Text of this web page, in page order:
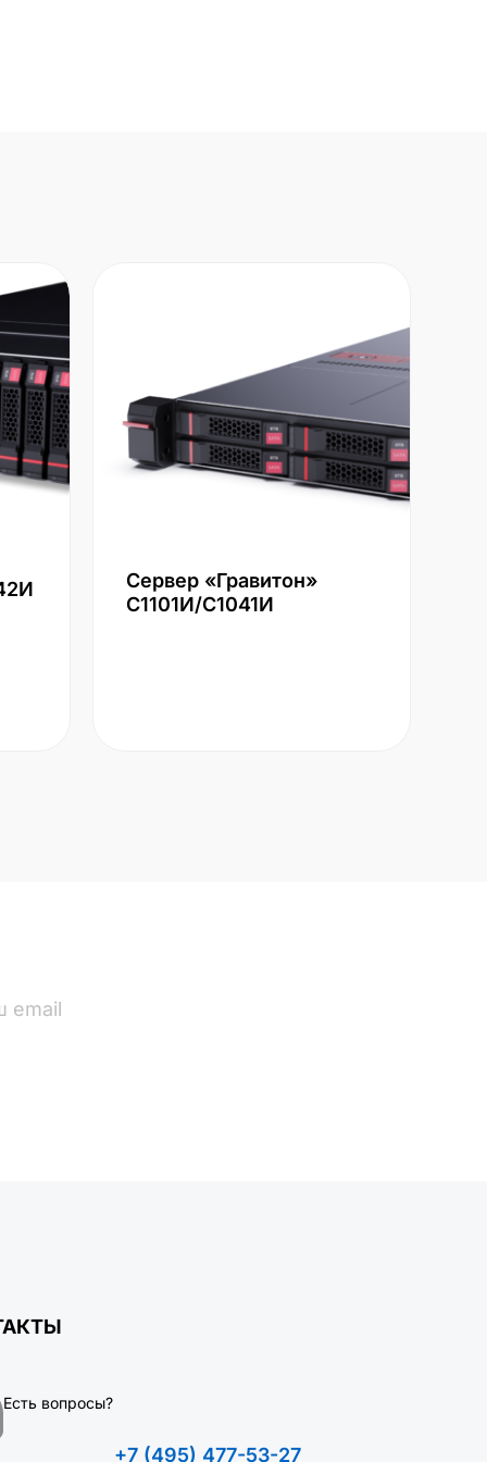
Сервер «Гравитон»
С1101И/С1041И
Есть вопросы?
+7 (495) 477-53-27